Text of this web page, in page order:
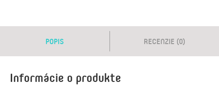
POPIS RECENZIE (0)
Informácie o produkte